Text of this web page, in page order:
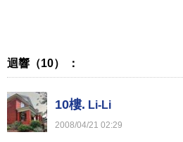
迴響（10） ：
10樓. Li-Li
2008/04/21 02:29